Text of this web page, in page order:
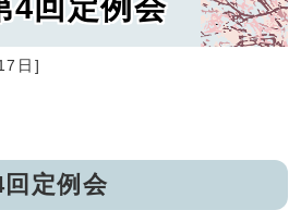
4回定例会
日 ]
定例会